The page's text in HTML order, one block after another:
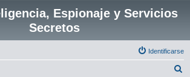
Espionaje y Servicios
Secretos
Identificarse